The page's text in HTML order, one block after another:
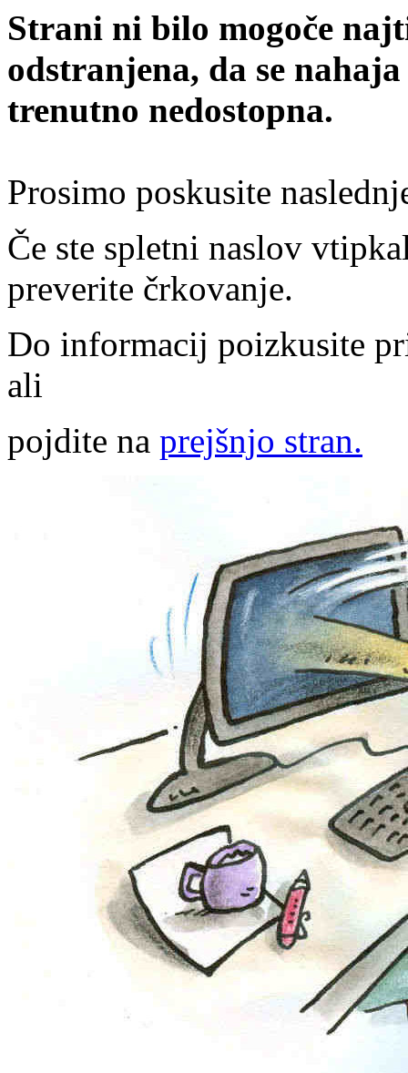
Strani ni bilo mogoče
odstranjena, da se
trenutno nedostopna.
Prosimo poskusite
Če ste spletni naslov
preverite črkovanje.
Do informacij poizkusite
ali
pojdite na prejšnjo stran.